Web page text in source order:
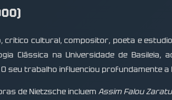
crítico cultural, compositor, poeta e
Clássica na Universidade de
seu trabalho influenciou profundamente
de Nietzsche incluem Assim Falou